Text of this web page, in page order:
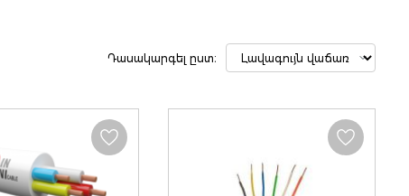
Դասակարգել ըստ։